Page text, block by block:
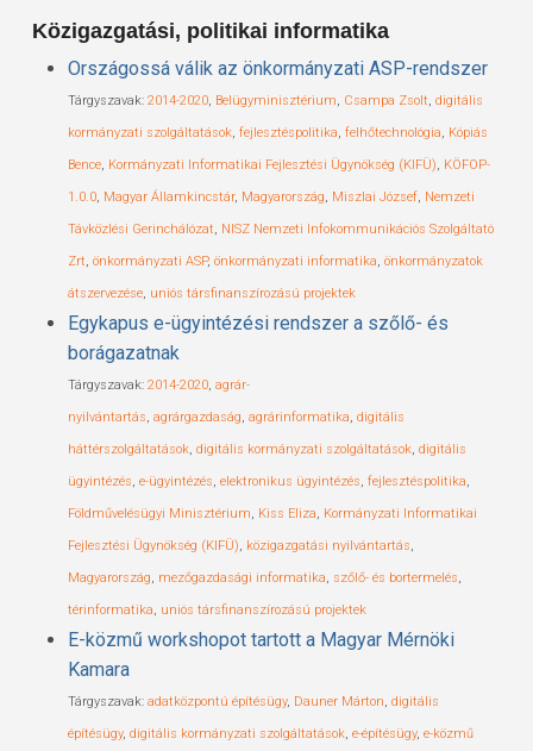
Közigazgatási, politikai informatika
Országossá válik az önkormányzati ASP-rendszer
Tárgyszavak: 2014-2020, Belügyminisztérium, Csampa Zsolt, digitális
kormányzati szolgáltatások, fejlesztéspolitika, felhőtechnológia, Kópiás
Bence, Kormányzati Informatikai Fejlesztési Ügynökség (KIFÜ), KÖFOP-
1.0.0, Magyar Államkincstár, Magyarország, Miszlai József, Nemzeti
Távközlési Gerinchálózat, NISZ Nemzeti Infokommunikációs Szolgáltató
Zrt, önkormányzati ASP, önkormányzati informatika, önkormányzatok
átszervezése, uniós társfinanszírozású projektek
Egykapus e-ügyintézési rendszer a szőlő- és
borágazatnak
Tárgyszavak: 2014-2020, agrár-
nyilvántartás, agrárgazdaság, agrárinformatika, digitális
háttérszolgáltatások, digitális kormányzati szolgáltatások, digitális
ügyintézés, e-ügyintézés, elektronikus ügyintézés, fejlesztéspolitika,
Földművelésügyi Minisztérium, Kiss Eliza, Kormányzati Informatikai
Fejlesztési Ügynökség (KIFÜ), közigazgatási nyilvántartás,
Magyarország, mezőgazdasági informatika, szőlő- és bortermelés,
térinformatika, uniós társfinanszírozású projektek
E-közmű workshopot tartott a Magyar Mérnöki
Kamara
Tárgyszavak: adatközpontú építésügy, Dauner Márton, digitális
építésügy, digitális kormányzati szolgáltatások, e-építésügy, e-közmű